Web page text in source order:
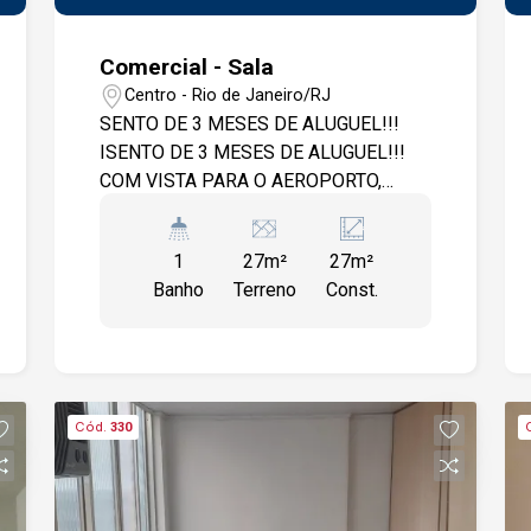
Comercial - Sala
Centro - Rio de Janeiro/RJ
SENTO DE 3 MESES DE ALUGUEL!!!
ISENTO DE 3 MESES DE ALUGUEL!!!
COM VISTA PARA O AEROPORTO,
MELHOR PRÉDIO DA REGIÃO. - AMPLO
COMÉRCIO COMPOSTO DE:
RESTAURANTES - BARES - LOJAS -
REFORMADA COM BANHEIRO - UMA
VAGA DE GARAGEM. AR
CONDICIONADO CENTRAL JÁ NO
VALOR DO CONDOMÍNIO - PRÉDIO
COM PORTARIA 24 E TOTAL
1
Banho
27m²
Terreno
27m²
Const.
Cód. 330